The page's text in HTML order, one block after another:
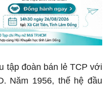
tập đoàn bán lẻ TCP với
Năm 1956, thế hệ đầu